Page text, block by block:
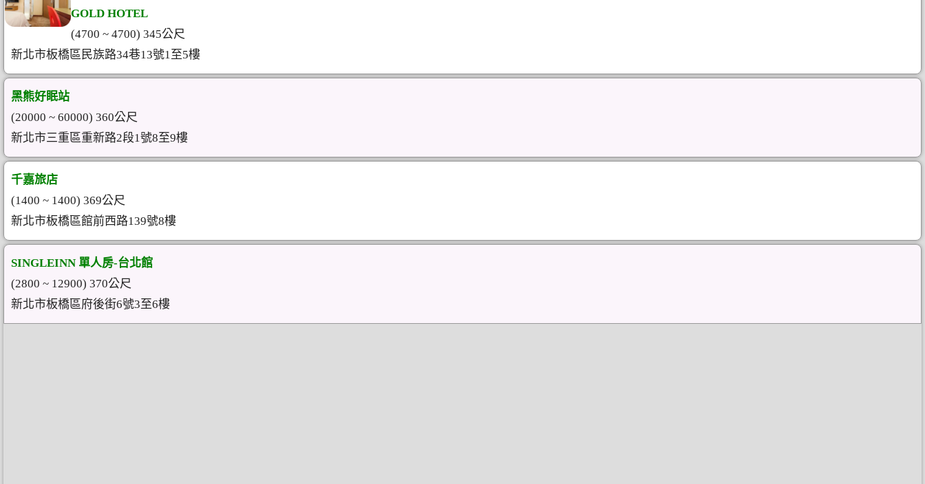
GOLD HOTEL
(4700 ~ 4700) 345公尺
新北市板橋區民族路34巷13號1至5樓
黑熊好眠站
(20000 ~ 60000) 360公尺
新北市三重區重新路2段1號8至9樓
千嘉旅店
(1400 ~ 1400) 369公尺
新北市板橋區館前西路139號8樓
SINGLEINN 單人房-台北館
(2800 ~ 12900) 370公尺
新北市板橋區府後街6號3至6樓